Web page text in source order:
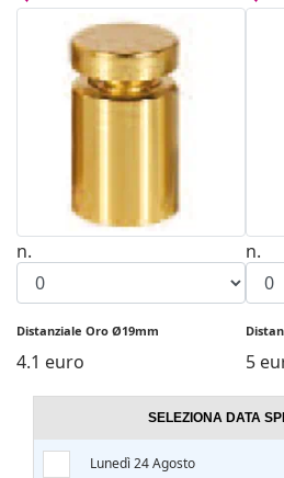
n.
Distanziale Oro Ø19mm
4.1 euro
n.
5
SELEZIONA DATA
Lunedì 24 Agosto